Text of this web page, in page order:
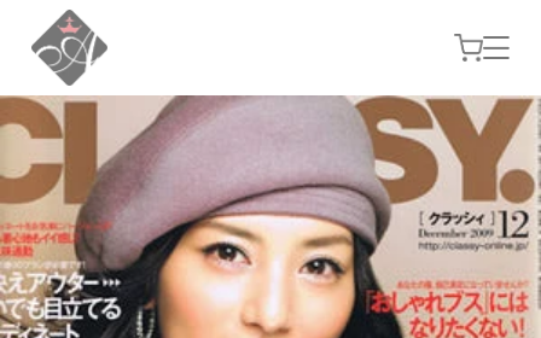
コンテ
ンツに
進む
ー